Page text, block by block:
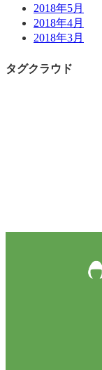
2018年5月
2018年4月
2018年3月
タグクラウド